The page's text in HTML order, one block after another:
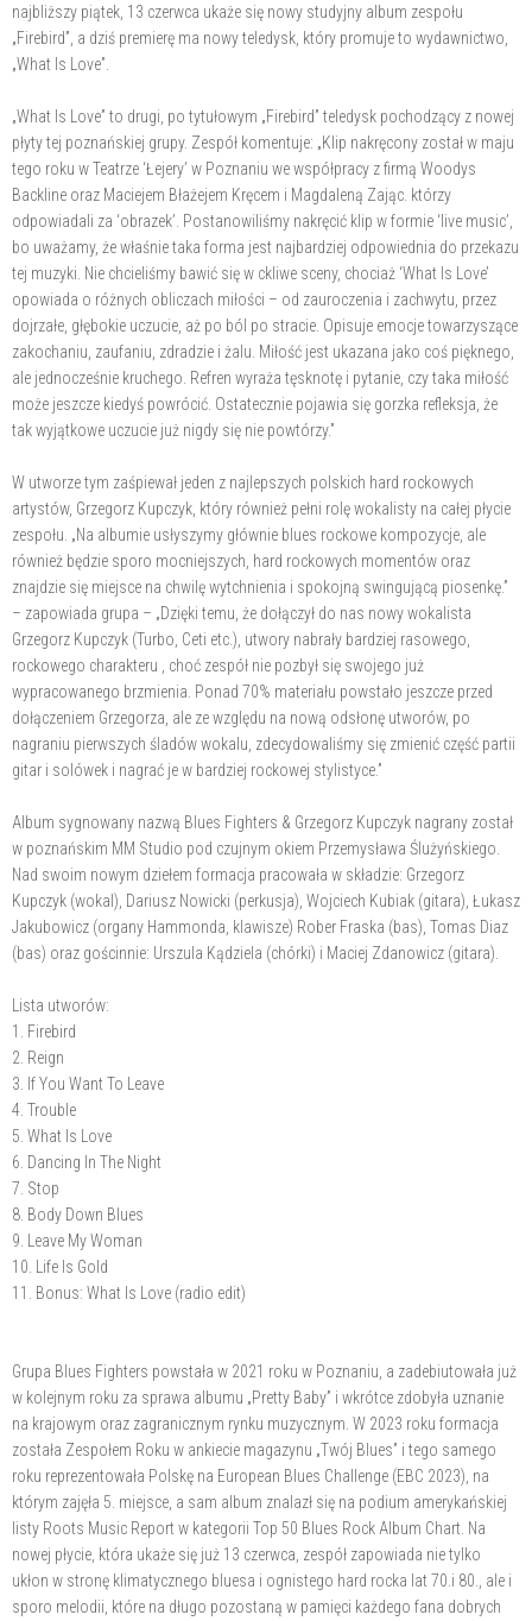
najbliższy piątek, 13 czerwca ukaże się nowy studyjny album zespołu
„Firebird”, a dziś premierę ma nowy teledysk, który promuje to wydawnictwo,
„What Is Love”.
„What Is Love” to drugi, po tytułowym „Firebird” teledysk pochodzący z nowej
płyty tej poznańskiej grupy. Zespół komentuje: „Klip nakręcony został w maju
tego roku w Teatrze ‘Łejery’ w Poznaniu we współpracy z firmą Woodys
Backline oraz Maciejem Błażejem Kręcem i Magdaleną Zając. którzy
odpowiadali za ‘obrazek’. Postanowiliśmy nakręcić klip w formie ‘live music’,
bo uważamy, że właśnie taka forma jest najbardziej odpowiednia do przekazu
tej muzyki. Nie chcieliśmy bawić się w ckliwe sceny, chociaż ‘What Is Love’
opowiada o różnych obliczach miłości – od zauroczenia i zachwytu, przez
dojrzałe, głębokie uczucie, aż po ból po stracie. Opisuje emocje towarzyszące
zakochaniu, zaufaniu, zdradzie i żalu. Miłość jest ukazana jako coś pięknego,
ale jednocześnie kruchego. Refren wyraża tęsknotę i pytanie, czy taka miłość
może jeszcze kiedyś powrócić. Ostatecznie pojawia się gorzka refleksja, że
tak wyjątkowe uczucie już nigdy się nie powtórzy.”
W utworze tym zaśpiewał jeden z najlepszych polskich hard rockowych
artystów, Grzegorz Kupczyk, który również pełni rolę wokalisty na całej płycie
zespołu. „Na albumie usłyszymy głównie blues rockowe kompozycje, ale
również będzie sporo mocniejszych, hard rockowych momentów oraz
znajdzie się miejsce na chwilę wytchnienia i spokojną swingującą piosenkę.”
– zapowiada grupa – „Dzięki temu, że dołączył do nas nowy wokalista
Grzegorz Kupczyk (Turbo, Ceti etc.), utwory nabrały bardziej rasowego,
rockowego charakteru , choć zespół nie pozbył się swojego już
wypracowanego brzmienia. Ponad 70% materiału powstało jeszcze przed
dołączeniem Grzegorza, ale ze względu na nową odsłonę utworów, po
nagraniu pierwszych śladów wokalu, zdecydowaliśmy się zmienić część partii
gitar i solówek i nagrać je w bardziej rockowej stylistyce.”
Album sygnowany nazwą Blues Fighters & Grzegorz Kupczyk nagrany został
w poznańskim MM Studio pod czujnym okiem Przemysława Ślużyńskiego.
Nad swoim nowym dziełem formacja pracowała w składzie: Grzegorz
Kupczyk (wokal), Dariusz Nowicki (perkusja), Wojciech Kubiak (gitara), Łukasz
Jakubowicz (organy Hammonda, klawisze) Rober Fraska (bas), Tomas Diaz
(bas) oraz gościnnie: Urszula Kądziela (chórki) i Maciej Zdanowicz (gitara).
Lista utworów:
1. Firebird
2. Reign
3. If You Want To Leave
4. Trouble
5. What Is Love
6. Dancing In The Night
7. Stop
8. Body Down Blues
9. Leave My Woman
10. Life Is Gold
11. Bonus: What Is Love (radio edit)
Grupa Blues Fighters powstała w 2021 roku w Poznaniu, a zadebiutowała już
w kolejnym roku za sprawa albumu „Pretty Baby” i wkrótce zdobyła uznanie
na krajowym oraz zagranicznym rynku muzycznym. W 2023 roku formacja
została Zespołem Roku w ankiecie magazynu „Twój Blues” i tego samego
roku reprezentowała Polskę na European Blues Challenge (EBC 2023), na
którym zajęła 5. miejsce, a sam album znalazł się na podium amerykańskiej
listy Roots Music Report w kategorii Top 50 Blues Rock Album Chart. Na
nowej płycie, która ukaże się już 13 czerwca, zespół zapowiada nie tylko
ukłon w stronę klimatycznego bluesa i ognistego hard rocka lat 70.i 80., ale i
sporo melodii, które na długo pozostaną w pamięci każdego fana dobrych